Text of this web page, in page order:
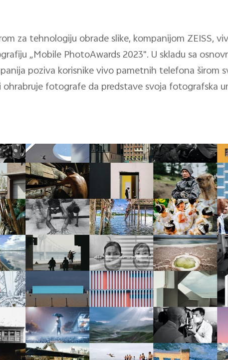
za tehnologiju obrade slike, kompanijom ZEISS,
„Mobile PhotoAwards 2023". U skladu sa
poziva korisnike vivo pametnih telefona širom
fotografe da predstave svoja fotografska